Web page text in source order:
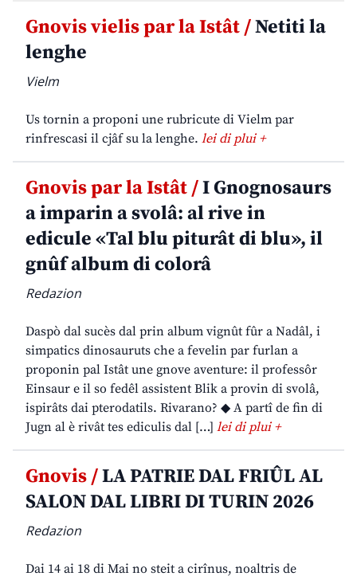
Gnovis vielis par la Istât /Netiti la
lenghe
Vielm
Us tornin a proponi une rubricute di Vielm par
rinfrescasi il cjâf su la lenghe. lei di plui +
Gnovis par la Istât /I Gnognosaurs
a imparin a svolâ: al rive in
edicule «Tal blu piturât di blu», il
gnûf album di colorâ
Redazion
Daspò dal sucès dal prin album vignût fûr a Nadâl, i
simpatics dinosauruts che a fevelin par furlan a
proponin pal Istât une gnove aventure: il professôr
Einsaur e il so fedêl assistent Blik a provin di svolâ,
ispirâts dai pterodatils. Rivarano? ◆ A partî de fin di
Jugn al è rivât tes ediculis dal […] lei di plui +
Gnovis /LA PATRIE DAL FRIÛL AL
SALON DAL LIBRI DI TURIN 2026
Redazion
Dai 14 ai 18 di Mai no steit a cirînus, noaltris de